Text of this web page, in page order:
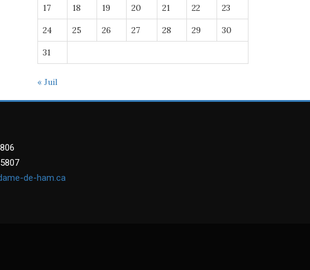
17 18 19 20 21 22 23
24 25 26 27 28 29 30
31
« Juil
de-ham.ca